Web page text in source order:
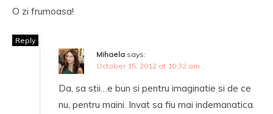
O zi frumoasa!
Reply
Mihaela says:
October 15, 2012 at 10:32 am
Da, sa stii…e bun si pentru imaginatie si de ce
nu, pentru maini. Invat sa fiu mai indemanatica.